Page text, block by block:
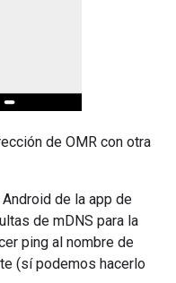
de OMR con otra
de la app de
de mDNS para la
ping al nombre de
(sí podemos hacerlo